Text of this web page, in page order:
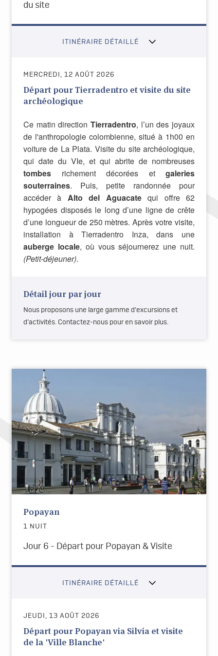
du site
ITINÉRAIRE DÉTAILLÉ
MERCREDI, 12 AOÛT 2026
Départ pour Tierradentro et visite du site
archéologique
Ce matin direction Tierradentro, l’un des joyaux
de l'anthropologie colombienne, situé à 1h00 en
voiture de La Plata. Visite du site archéologique,
qui date du VIe, et qui abrite de nombreuses
tombes richement décorées et galeries
souterraines. Puis, petite randonnée pour
accéder à Alto del Aguacatequi offre 62
hypogées disposés le long d’une ligne de crête
d’une longueur de 250 mètres. Après votre visite,
installation à Tierradentro Inza, dans une
auberge locale, où vous séjournerez une nuit.
(Petit-déjeuner).
Détail jour par jour
Nous proposons une large gamme d’excursions et
d’activités. Contactez-nous pour en savoir plus.
Popayan
1 NUIT
Jour 6 - Départ pour Popayan & Visite
ITINÉRAIRE DÉTAILLÉ
JEUDI, 13 AOÛT 2026
Départ pour Popayan via Silvia et visite
de la 'Ville Blanche'